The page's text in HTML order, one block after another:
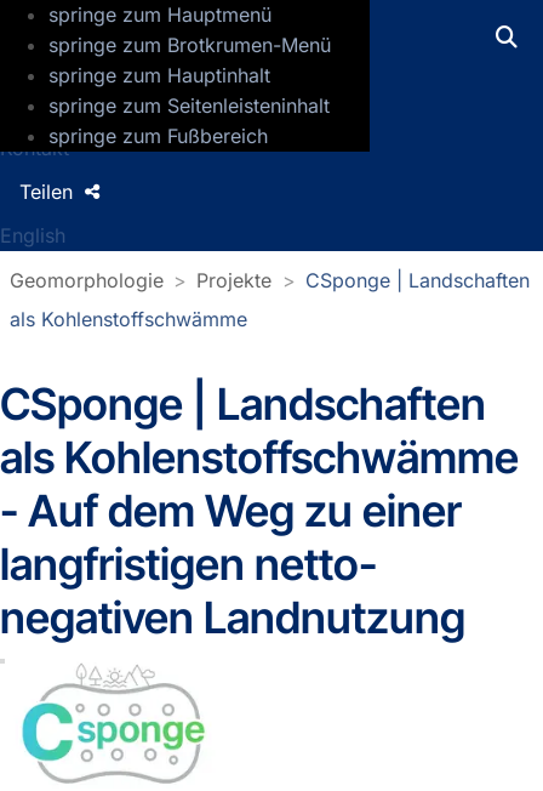
springe zum Hauptmenü
springe zum Brotkrumen-Menü
springe zum Hauptinhalt
springe zum Seitenleisteninhalt
springe zum Fußbereich
GFZ Helmholtz-Zentrum für
Presse
Jobs
Kontakt
English
Teilen
Geomorphologie Projekte
CSponge | Landschaften
als Kohlenstoffschwämme
CSponge | Landschaften
als Kohlenstoffschwämme
- Auf dem Weg zu einer
langfristigen netto-
negativen Landnutzung